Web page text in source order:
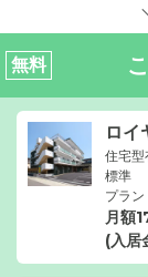
無料
ロイ
住宅型
標準
プラン
月額
(入居